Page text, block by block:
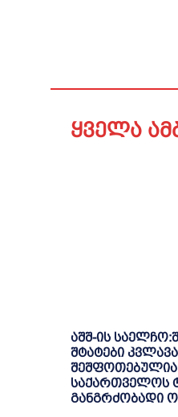
ყველა
აშშ-ის
შტატები
შეშფოთებულია
საქართველოს
განგრძობადი